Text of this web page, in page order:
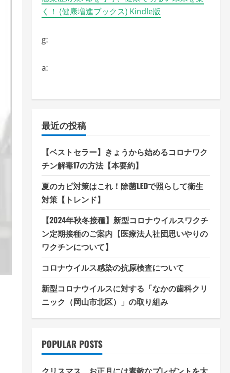
く！ (健康増進ブックス) Kindle版
g:
a:
最近の投稿
【ベストセラー】きょうから始めるコロナワク
チン解毒17の方法【本要約】
夏のカビ対策はこれ！除菌LEDで照らして衛生
対策【トレンド】
【2024年秋冬接種】新型コロナウイルスワクチ
ン定期接種のご案内【医療法人社団思いやりの
ワクチンについて】
コロナウイルス感染の抗原検査について
新型コロナウイルスに対する「なかの歯科クリ
ニック（岡山市北区）」の取り組み
POPULAR POSTS